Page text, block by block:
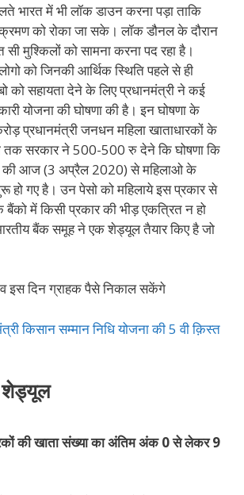
भारत में भी लॉक डाउन करना पड़ा ताकि
को रोका जा सके। लॉक डौनल के दौरान
सी मुश्किलों को सामना करना पद रहा है।
को जिनकी आर्थिक स्थिति पहले से ही
को सहायता देने के लिए प्रधानमंत्री ने कई
योजना की घोषणा की है। इन घोषणा के
प्रधानमंत्री जनधन महिला खाताधारकों के
तक सरकार ने 500-500 रु देने कि घोषणा कि
की आज (3 अप्रैल 2020) से महिलाओ के
गए है। उन पेसो को महिलाये इस प्रकार से
बैंको में किसी प्रकार की भीड़ एकत्रित न हो
बैंक समूह ने एक शेड्यूल तैयार किए है जो
इस दिन ग्राहक पैसे निकाल सकेंगे
किसान सम्मान निधि योजना की 5 वी क़िस्त
की खाता संख्या का अंतिम अंक 0 से लेकर 9